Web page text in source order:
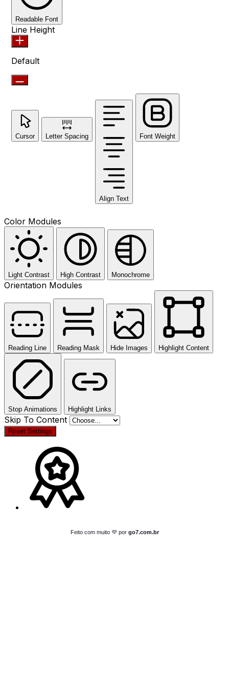
Readable Font
Line Height
Default
Cursor Letter Spacing
Align Text
Font Weight
Color Modules
Light Contrast High Contrast Monochrome
Orientation Modules
Reading Line Reading Mask Hide Images Highlight Content
Stop Animations Highlight Links
Skip To Content
Reset Settings
Feito com muito 💜 por go7.com.br